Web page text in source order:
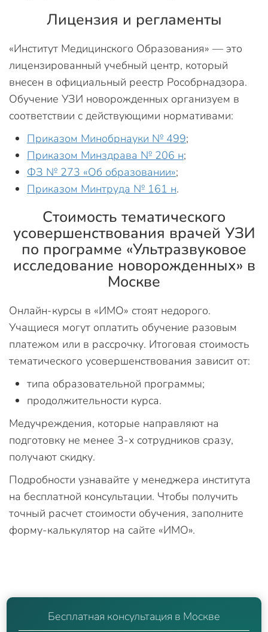
Лицензия и регламенты
«Институт Медицинского Образования» — это
лицензированный учебный центр, который
внесен в официальный реестр Рособрнадзора.
Обучение УЗИ новорожденных организуем в
соответствии с действующими нормативами:
Приказом Минобрнауки № 499;
Приказом Минздрава № 206 н;
ФЗ № 273 «Об образовании»;
Приказом Минтруда № 161 н.
Стоимость тематического
усовершенствования врачей УЗИ
по программе «Ультразвуковое
исследование новорожденных» в
Москве
Онлайн-курсы в «ИМО» стоят недорого.
Учащиеся могут оплатить обучение разовым
платежом или в рассрочку. Итоговая стоимость
тематического усовершенствования зависит от:
типа образовательной программы;
продолжительности курса.
Медучреждения, которые направляют на
подготовку не менее 3-х сотрудников сразу,
получают скидку.
Подробности узнавайте у менеджера института
на бесплатной консультации. Чтобы получить
точный расчет стоимости обучения, заполните
форму-калькулятор на сайте «ИМО».
Бесплатная консультация в Москве